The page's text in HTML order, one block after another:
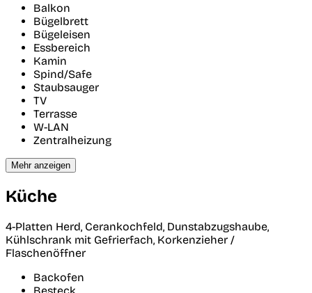
Balkon
Bügelbrett
Bügeleisen
Essbereich
Kamin
Spind/Safe
Staubsauger
TV
Terrasse
W-LAN
Zentralheizung
Mehr anzeigen
Küche
4-Platten Herd, Cerankochfeld, Dunstabzugshaube,
Kühlschrank mit Gefrierfach, Korkenzieher /
Flaschenöffner
Backofen
Besteck